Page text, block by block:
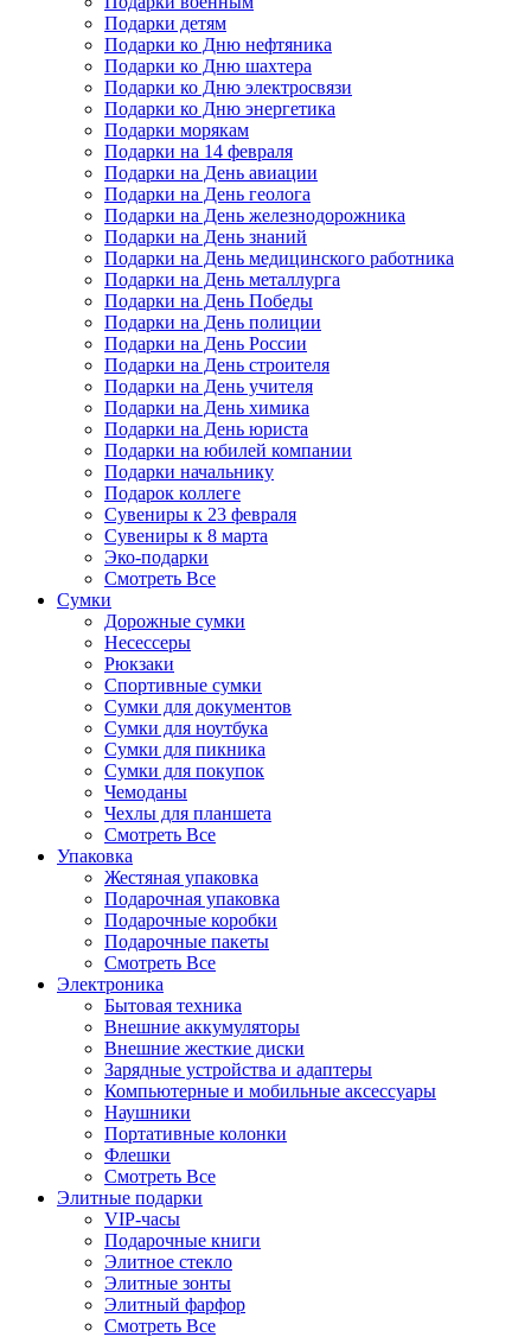
Подарки детям
Подарки ко Дню нефтяника
Подарки ко Дню шахтера
Подарки ко Дню электросвязи
Подарки ко Дню энергетика
Подарки морякам
Подарки на 14 февраля
Подарки на День авиации
Подарки на День геолога
Подарки на День железнодорожника
Подарки на День знаний
Подарки на День медицинского работника
Подарки на День металлурга
Подарки на День Победы
Подарки на День полиции
Подарки на День России
Подарки на День строителя
Подарки на День учителя
Подарки на День химика
Подарки на День юриста
Подарки на юбилей компании
Подарки начальнику
Подарок коллеге
Сувениры к 23 февраля
Сувениры к 8 марта
Эко-подарки
Смотреть Все
Сумки
Дорожные сумки
Несессеры
Рюкзаки
Спортивные сумки
Сумки для документов
Сумки для ноутбука
Сумки для пикника
Сумки для покупок
Чемоданы
Чехлы для планшета
Смотреть Все
Упаковка
Жестяная упаковка
Подарочная упаковка
Подарочные коробки
Подарочные пакеты
Смотреть Все
Электроника
Бытовая техника
Внешние аккумуляторы
Внешние жесткие диски
Зарядные устройства и адаптеры
Компьютерные и мобильные аксессуары
Наушники
Портативные колонки
Флешки
Смотреть Все
Элитные подарки
VIP-часы
Подарочные книги
Элитное стекло
Элитные зонты
Элитный фарфор
Смотреть Все